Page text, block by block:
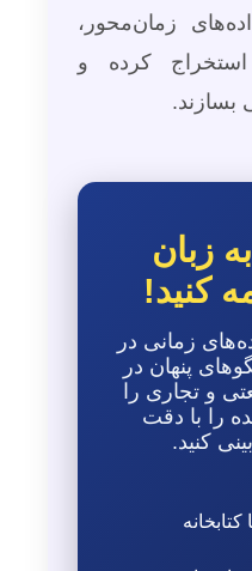
زمان‌محور،
کرده و
بسازند.
زبان
کنید!
زمانی در
پنهان در
و تجاری را
را با دقت
کنید.